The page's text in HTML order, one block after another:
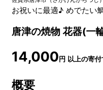
お祝いに最適♪ めでたい鯛
唐津の焼物 花器(一
14,000円 以上の寄
概要